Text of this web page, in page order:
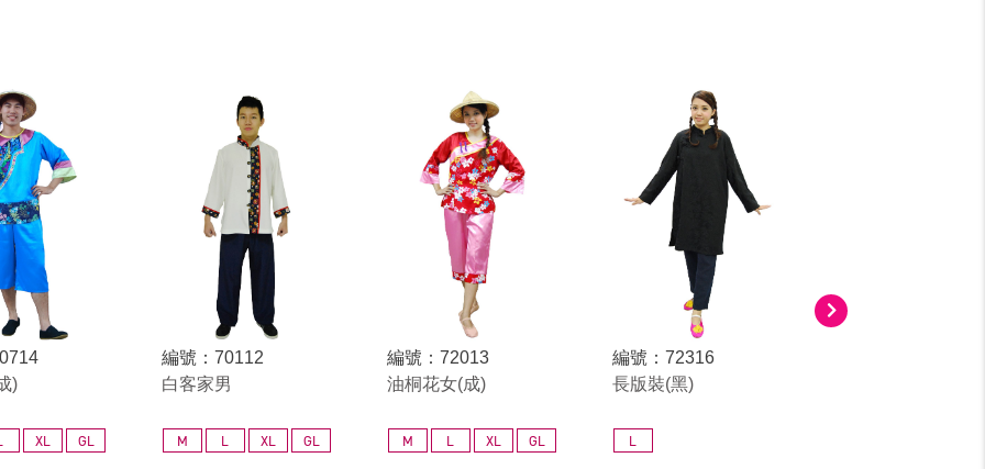
)
XL GL
編號：70112
白客家男
M L XL GL
編號：72013
油桐花女(成)
M L XL GL
編號：72316
長版裝(黑)
L